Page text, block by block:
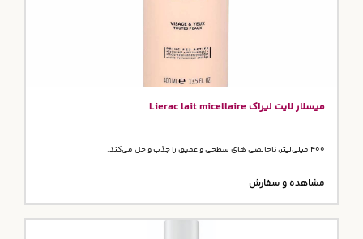
میسلار لایت لیراک Lierac lait micellaire
400 میلی‌لیتر، ناخالصی های سطحی و عمیق را جذب و حل می‌کند.
مشاهده و سفارش